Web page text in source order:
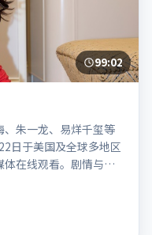
99:02
、朱一龙、易烊千玺等
日于美国及全球多地区
在线观看。剧情与看
局出人意料，适合推
「朴赞郁」「悬疑」
」等关键词的影迷阅读